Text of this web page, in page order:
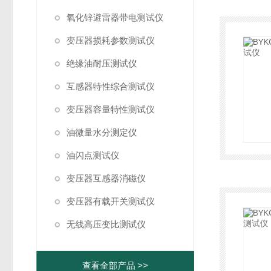
氧化锌避雷器带电测试仪
变压器损耗参数测试仪
绝缘油耐压测试仪
互感器特性综合测试仪
变压器容量特性测试仪
油微量水分测定仪
油闪点测试仪
变压器互感器消磁仪
变压器有载开关测试仪
无线高压变比测试仪
查看全部产品 >>